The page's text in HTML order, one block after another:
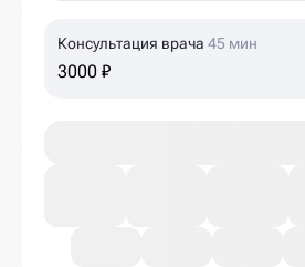
Консультация врача 45 мин
3000 ₽